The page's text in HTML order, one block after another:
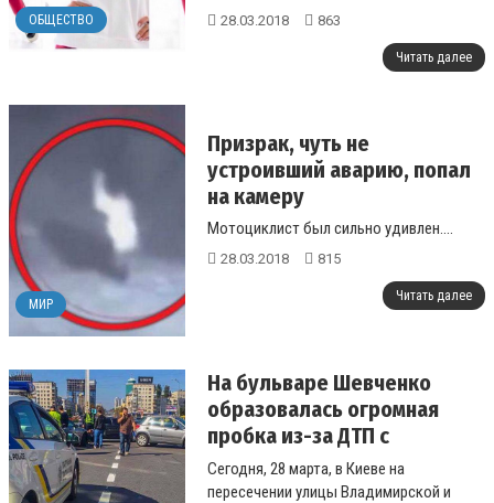
ОБЩЕСТВО
Finance. ...
28.03.2018 863
Читать далее
МИР
Призрак, чуть не
устроивший аварию, попал
на камеру
Мотоциклист был сильно удивлен....
28.03.2018 815
Читать далее
На бульваре Шевченко
образовалась огромная
пробка из-за ДТП с
пострадавшими
Сегодня, 28 марта, в Киеве на
пересечении улицы Владимирской и